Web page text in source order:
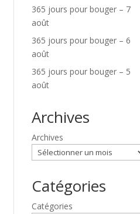
365 jours pour bouger – 7
août
365 jours pour bouger – 6
août
365 jours pour bouger – 5
août
Archives
Archives
Catégories
Catégories